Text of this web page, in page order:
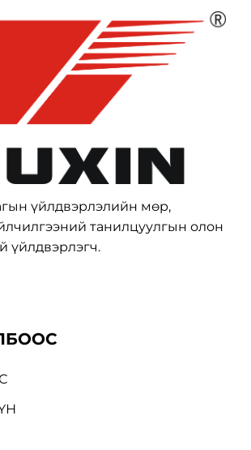
үйлдвэрлэлийн мөр,
танилцуулгын олон
үйлдвэрлэгч.